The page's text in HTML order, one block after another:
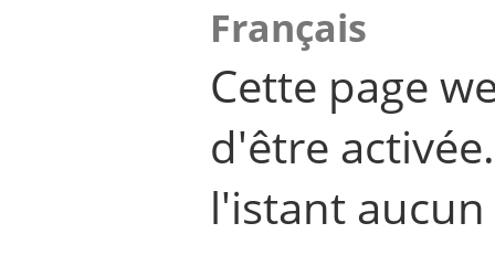
Français
Cette page
d'être
l'istant